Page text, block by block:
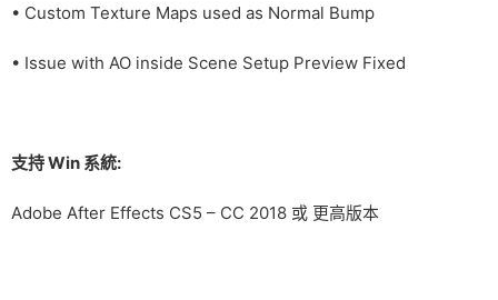
• Custom Texture Maps used as Normal Bump
• Issue with AO inside Scene Setup Preview Fixed
支持 Win 系統:
Adobe After Effects CS5 – CC 2018 或 更高版本